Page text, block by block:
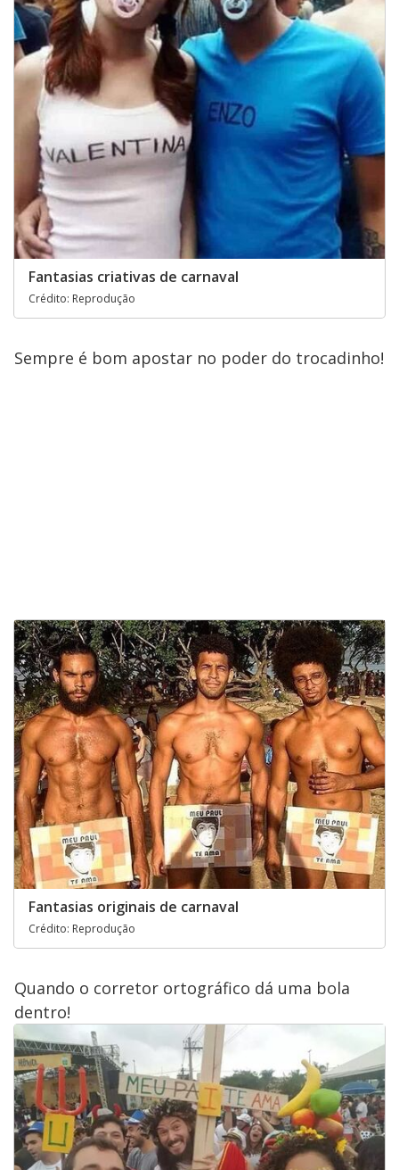
Fantasias criativas de carnaval
Crédito: Reprodução
Sempre é bom apostar no poder do trocadinho!
Fantasias originais de carnaval
Crédito: Reprodução
Quando o corretor ortográfico dá uma bola
dentro!